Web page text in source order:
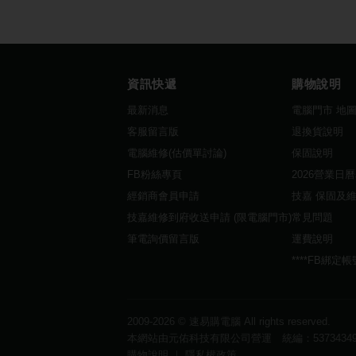
資訊快遞
最新消息
客服留言版
電腦維修(估價單討論)
FB粉絲專頁
經銷商會員申請
技嘉維修到府收送申請 (限電腦門市)
筆電詢價留言版
購物說明
電腦門市 地圖
退換貨說明
保固說明
2026營業日曆
技嘉 保固及
常見問題
運費說明
****FB綁定帳